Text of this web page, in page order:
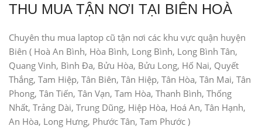
THU MUA TẬN NƠI TẠI BIÊN HOÀ
Chuyên thu mua laptop cũ tận nơi các khu vực quận huyện
Biên ( Hoà An Bình, Hòa Bình, Long Bình, Long Bình Tân,
Quang Vinh, Bình Đa, Bửu Hòa, Bửu Long, Hố Nai, Quyết
Thắng, Tam Hiệp, Tân Biên, Tân Hiệp, Tân Hòa, Tân Mai, Tân
Phong, Tân Tiến, Tân Vạn, Tam Hòa, Thanh Bình, Thống
Nhất, Trảng Dài, Trung Dũng, Hiệp Hòa, Hoá An, Tân Hạnh,
An Hòa, Long Hưng, Phước Tân, Tam Phước )